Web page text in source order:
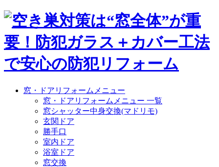
窓・ドアリフォームメニュー
窓・ドアリフォームメニュー 一覧
窓シャッター中身交換(マドリモ)
玄関ドア
勝手口
室内ドア
浴室ドア
窓交換